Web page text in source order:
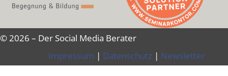
© 2026 – Der Social Media Berater
Impressum | Datenschutz | Newsletter